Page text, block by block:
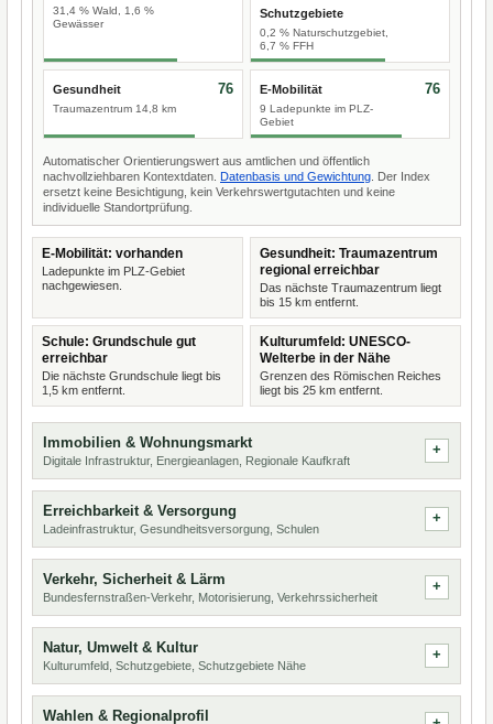
31,4 % Wald, 1,6 %
Gewässer
Schutzgebiete
0,2 % Naturschutzgebiet,
6,7 % FFH
Gesundheit
Traumazentrum 14,8 km
76 E-Mobilität
9 Ladepunkte im PLZ-
Gebiet
76
Automatischer Orientierungswert aus amtlichen und öffentlich
nachvollziehbaren Kontextdaten. Datenbasis und Gewichtung . Der Index
ersetzt keine Besichtigung, kein Verkehrswertgutachten und keine
individuelle Standortprüfung.
E-Mobilität: vorhanden
Ladepunkte im PLZ-Gebiet
nachgewiesen.
Gesundheit: Traumazentrum
regional erreichbar
Das nächste Traumazentrum liegt
bis 15 km entfernt.
Schule: Grundschule gut
erreichbar
Die nächste Grundschule liegt bis
1,5 km entfernt.
Kulturumfeld: UNESCO-
Welterbe in der Nähe
Grenzen des Römischen Reiches
liegt bis 25 km entfernt.
Immobilien & Wohnungsmarkt
Digitale Infrastruktur, Energieanlagen, Regionale Kaufkraft
Erreichbarkeit & Versorgung
Ladeinfrastruktur, Gesundheitsversorgung, Schulen
Verkehr, Sicherheit & Lärm
Bundesfernstraßen-Verkehr, Motorisierung, Verkehrssicherheit
Natur, Umwelt & Kultur
Kulturumfeld, Schutzgebiete, Schutzgebiete Nähe
Wahlen & Regionalprofil